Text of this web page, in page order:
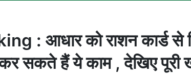
: आधार को राशन कार्ड से
सकते हैं ये काम , देखिए पूरी